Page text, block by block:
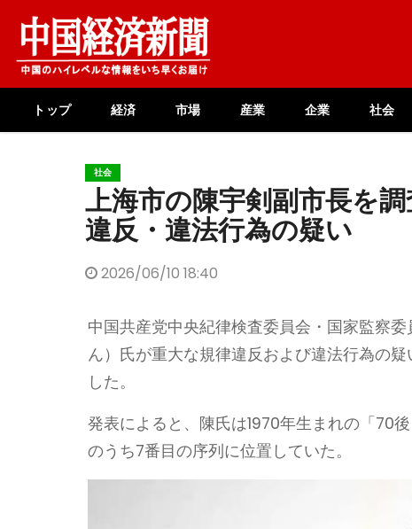
content
トップ 経済 市場 産業 企業 社会
社会
上海市の陳宇剣副市長を
違反・違法行為の疑い
2026/06/10 18:40
中国共産党中央紀律検査委員会・国家監察
ん）氏が重大な規律違反および違法行為の
した。
発表によると、陳氏は1970年生まれの「70
のうち7番目の序列に位置していた。